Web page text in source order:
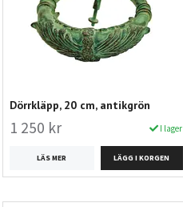
Dörrkläpp, 20 cm, antikgrön
1 250 kr I lager
LÄS MER